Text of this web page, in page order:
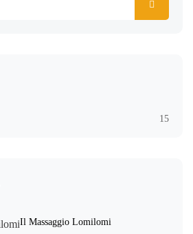
15
Il Massaggio Lomilomi